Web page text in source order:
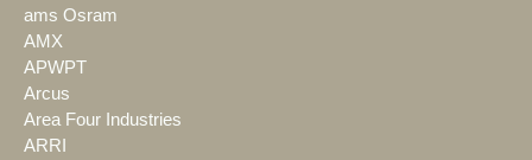
ams Osram
AMX
APWPT
Arcus
Area Four Industries
ARRI